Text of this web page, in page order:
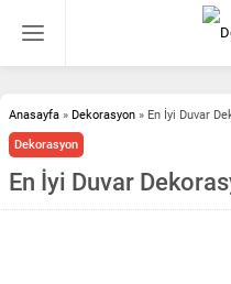
Anasayfa » Dekorasyon » En İyi Duvar
Dekorasyon
En İyi Duvar